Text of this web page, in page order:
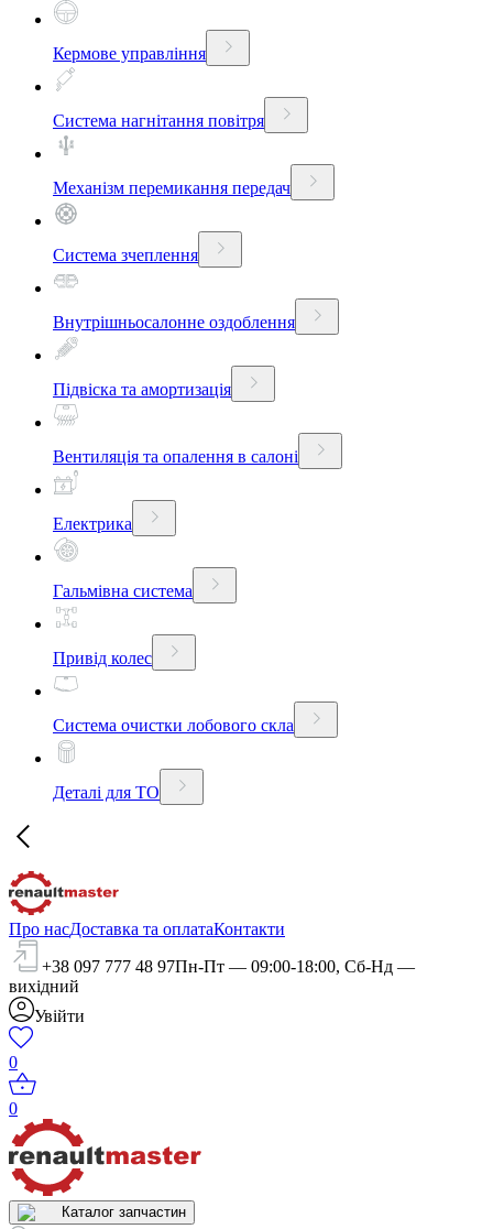
Кермове управління
Система нагнітання повітря
Механізм перемикання передач
Система зчеплення
Внутрішньосалонне оздоблення
Підвіска та амортизація
Вентиляція та опалення в салоні
Електрика
Гальмівна система
Привід колес
Система очистки лобового скла
Деталі для ТО
Про насДоставка та оплатаКонтакти
+38 097 777 48 97Пн-Пт — 09:00-18:00, Сб-Нд —
вихідний
Увійти
0
0
Каталог запчастин